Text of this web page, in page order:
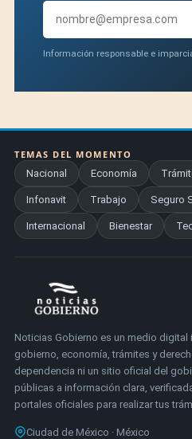
Información responsable e
TEMAS DEL MOMENTO
Nacional
Economía
Infonavit Trabajo Seguro
Internacional Bienestar
Noticias Gobierno es un medio
gobierno, economía, trámites y
dependencia ni un sitio oficial del
públicas a información clara,
portales oficiales para realizar tus
Ciudad de México · México